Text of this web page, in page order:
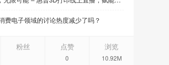
费电子领域的讨论热度减少了吗？
粉丝 点赞
0
浏览
10.92M